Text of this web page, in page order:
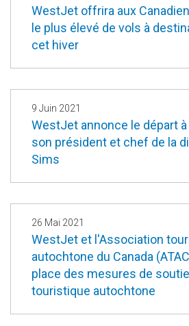
WestJet offrira aux
le plus élevé de vols à
cet hiver
9 Juin 2021
WestJet annonce le départ
son président et chef de la
Sims
26 Mai 2021
WestJet et l'Association
autochtone du Canada
place des mesures de
touristique autochtone